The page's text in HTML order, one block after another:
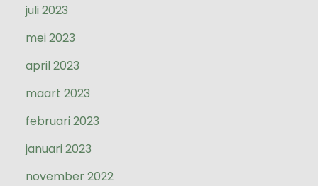
juli 2023
mei 2023
april 2023
maart 2023
februari 2023
januari 2023
november 2022